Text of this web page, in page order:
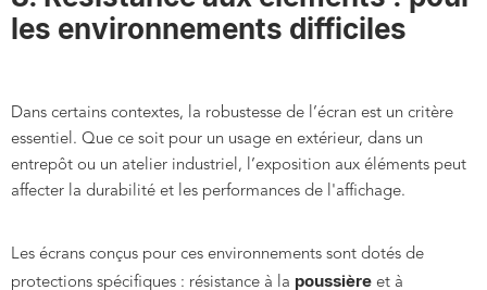
les environnements difficiles
Dans certains contextes, la robustesse de l’écran est un critère
essentiel. Que ce soit pour un usage en extérieur, dans un
entrepôt ou un atelier industriel, l’exposition aux éléments peut
affecter la durabilité et les performances de l'affichage.
Les écrans conçus pour ces environnements sont dotés de
protections spécifiques : résistance à la poussière et à